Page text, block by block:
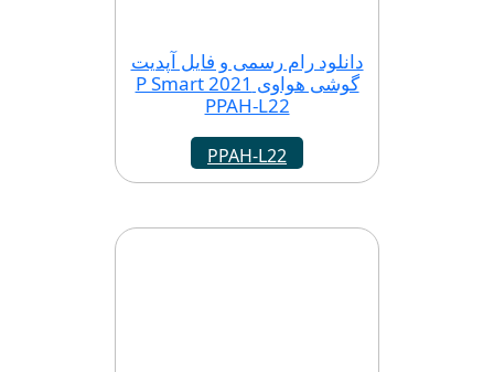
دانلود رام رسمی و فایل آپدیت
گوشی هواوی P Smart 2021
PPAH-L22
PPAH-L22